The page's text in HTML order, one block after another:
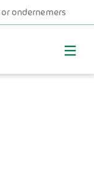
ondernemers